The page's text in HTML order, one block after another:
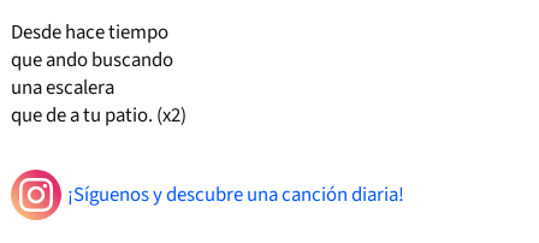
Desde hace tiempo
que ando buscando
una escalera
que de a tu patio. (x2)
¡Síguenos y descubre una canción diaria!